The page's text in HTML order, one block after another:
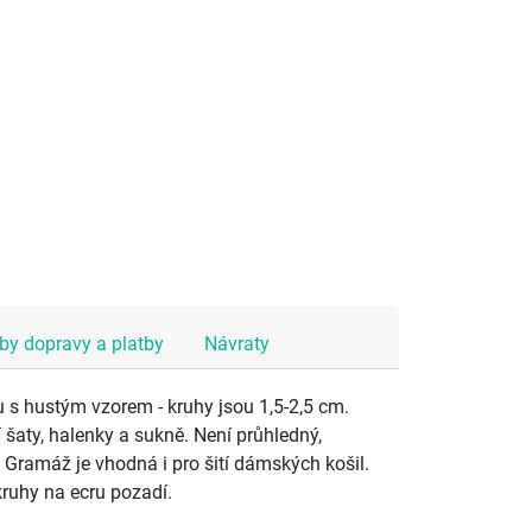
dopravy a platby Návraty
hustým vzorem - kruhy jsou 1,5-2,5 cm.
halenky a sukně. Není průhledný,
je vhodná i pro šití dámských košil.
na ecru pozadí.